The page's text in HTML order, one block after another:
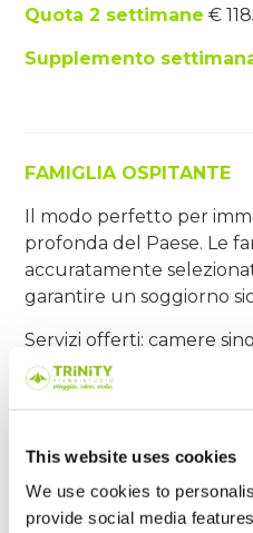
This website uses cookies
We use cookies to
provide social media
Quota 2 settimane €
Supplemento
FAMIGLIA OSPITANTE
Il modo perfetto per
profonda del Paese. Le
accuratamente
garantire un soggiorno
Servizi offerti: camere
bagni in comune,
Età minima: 16 anni
Quota 2 settimane
(Supplemento periodo
giugno- 9 agosto € 65 a